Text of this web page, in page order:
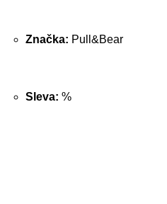
Značka: Pull&Bear
Sleva: %